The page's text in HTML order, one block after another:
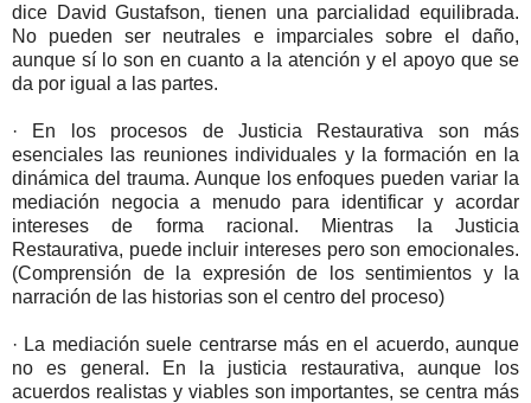
dice David Gustafson, tienen una parcialidad equilibrada.
No pueden ser neutrales e imparciales sobre el daño,
aunque sí lo son en cuanto a la atención y el apoyo que se
da por igual a las partes.
· En los procesos de Justicia Restaurativa son más
esenciales las reuniones individuales y la formación en la
dinámica del trauma. Aunque los enfoques pueden variar la
mediación negocia a menudo para identificar y acordar
intereses de forma racional. Mientras la Justicia
Restaurativa, puede incluir intereses pero son emocionales.
(Comprensión de la expresión de los sentimientos y la
narración de las historias son el centro del proceso)
· La mediación suele centrarse más en el acuerdo, aunque
no es general. En la justicia restaurativa, aunque los
acuerdos realistas y viables son importantes, se centra más